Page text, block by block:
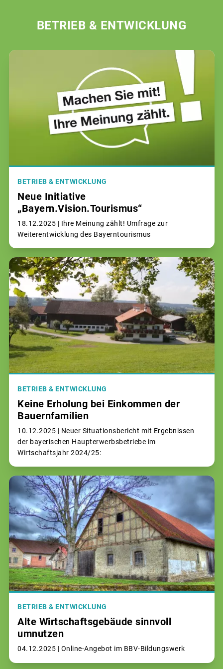
BETRIEB & ENTWICKLUNG
BETRIEB & ENTWICKLUNG
Neue Initiative
„Bayern.Vision.Tourismus“
18.12.2025 | Ihre Meinung zählt! Umfrage zur
Weiterentwicklung des Bayerntourismus
BETRIEB & ENTWICKLUNG
Keine Erholung bei Einkommen der
Bauernfamilien
10.12.2025 | Neuer Situationsbericht mit Ergebnissen
der bayerischen Haupterwerbsbetriebe im
Wirtschaftsjahr 2024/25:
BETRIEB & ENTWICKLUNG
Alte Wirtschaftsgebäude sinnvoll
umnutzen
04.12.2025 | Online-Angebot im BBV-Bildungswerk